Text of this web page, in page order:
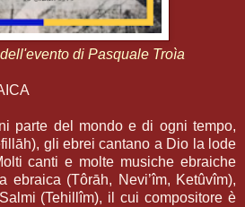
di Pasquale Troìa
parte del mondo e di ogni tempo,
gli ebrei cantano a Dio la lode
canti e molte musiche ebraiche
ebraica (Tôrāh, Nevi’îm, Ketûvîm),
(Tehillîm), il cui compositore è